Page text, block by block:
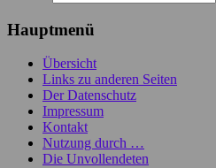
Hauptmenü
Übersicht
Links zu anderen Seiten
Der Datenschutz
Impressum
Kontakt
Nutzung durch …
Die Unvollendeten